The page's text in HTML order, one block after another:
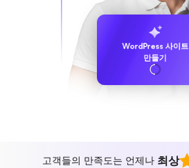
WordPress 사이트
만들기
고객들의 만족도는 언제나 최상